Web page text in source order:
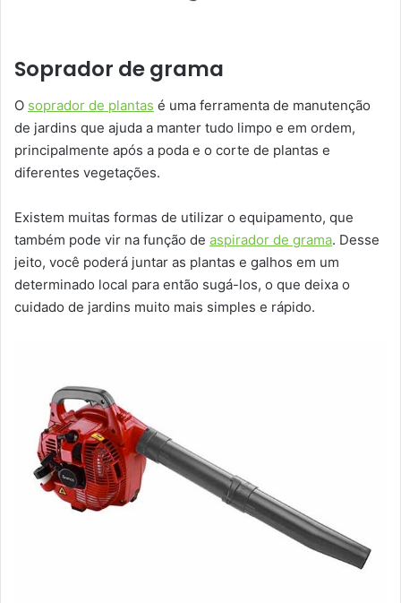
Soprador de grama
O soprador de plantas é uma ferramenta de manutenção
de jardins que ajuda a manter tudo limpo e em ordem,
principalmente após a poda e o corte de plantas e
diferentes vegetações.
Existem muitas formas de utilizar o equipamento, que
também pode vir na função de aspirador de grama. Desse
jeito, você poderá juntar as plantas e galhos em um
determinado local para então sugá-los, o que deixa o
cuidado de jardins muito mais simples e rápido.